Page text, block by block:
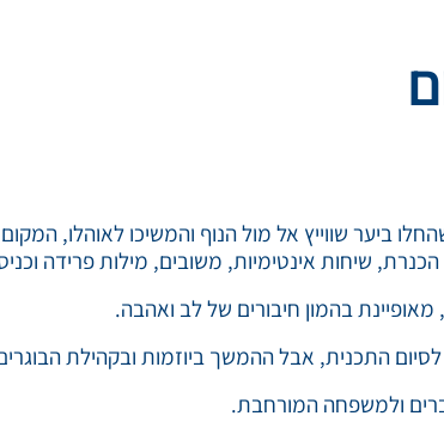
ביער שווייץ אל מול הנוף והמשיכו לאוהלו,
שיחות אינטימיות, משובים, מילות פרידה
בהמון חיבורים של לב ואהבה.
ולמשפחה המורחבת.